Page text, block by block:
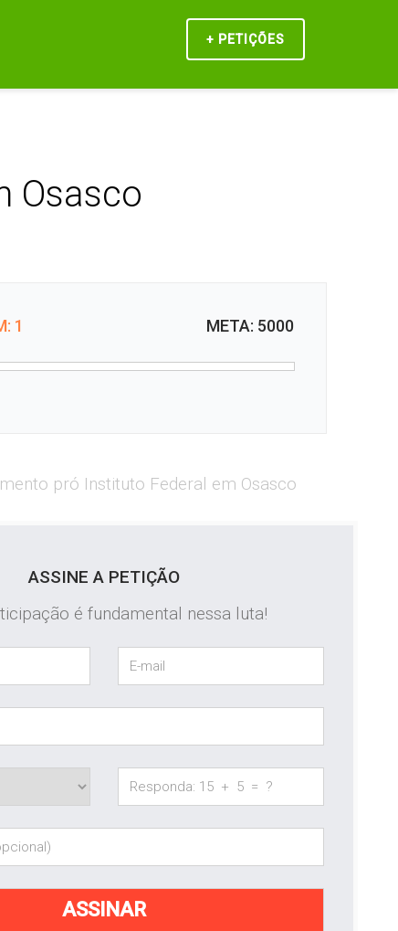
+ PETIÇÕES
Osasco
1 META: 5000
pró Instituto Federal em Osasco
ASSINE A PETIÇÃO
é fundamental nessa luta!